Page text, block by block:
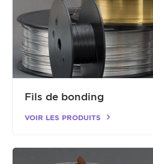
Fils de bonding
VOIR LES PRODUITS